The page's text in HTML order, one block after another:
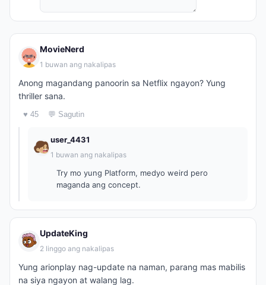
MovieNerd
1 buwan ang nakalipas
Anong magandang panoorin sa Netflix ngayon? Yung
thriller sana.
♥ 45 💬 Sagutin
user_4431
1 buwan ang nakalipas
Try mo yung Platform, medyo weird pero
maganda ang concept.
UpdateKing
2 linggo ang nakalipas
Yung arionplay nag-update na naman, parang mas mabilis
na siya ngayon at walang lag.